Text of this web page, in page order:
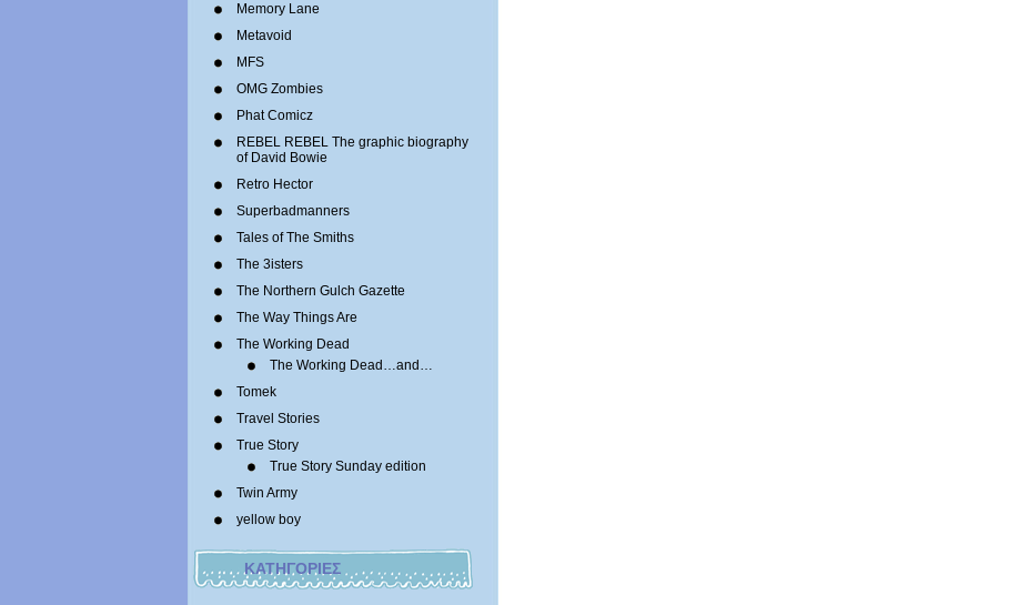
Memory Lane
Metavoid
MFS
OMG Zombies
Phat Comicz
REBEL REBEL The graphic biography
of David Bowie
Retro Hector
Superbadmanners
Tales of The Smiths
The 3isters
The Northern Gulch Gazette
The Way Things Are
The Working Dead
The Working Dead…and…
Tomek
Travel Stories
True Story
True Story Sunday edition
Twin Army
yellow boy
ΚΑΤΗΓΟΡΙΕΣ